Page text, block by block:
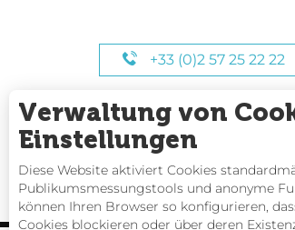
+33 (0)2 57 25 22 22
UNSERE STUNDEN
Verwaltung von
Einstellungen
Diese Website aktiviert Cookies
Publikumsmessungstools und anonyme
können Ihren Browser so konfigurieren,
Cookies blockieren oder über deren